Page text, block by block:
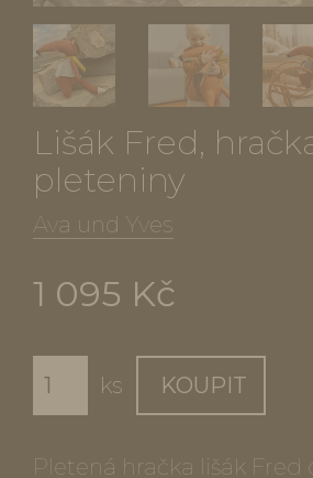
Lišák Fred,
pleteniny
Ava und Yves
1 095 Kč
ks KOUPIT
Pletená hračka lišák Fred